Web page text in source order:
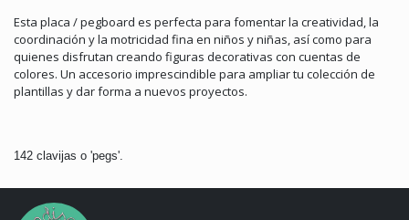
Esta placa / pegboard es perfecta para fomentar la creatividad, la
coordinación y la motricidad fina en niños y niñas, así como para
quienes disfrutan creando figuras decorativas con cuentas de
colores. Un accesorio imprescindible para ampliar tu colección de
plantillas y dar forma a nuevos proyectos.
142 clavijas o 'pegs'.